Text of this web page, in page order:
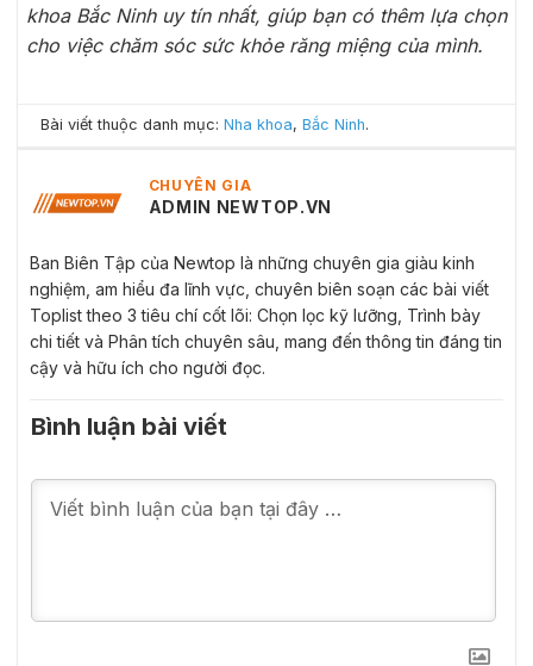
khoa Bắc Ninh uy tín nhất, giúp bạn có thêm lựa chọn
cho việc chăm sóc sức khỏe răng miệng của mình.
Bài viết thuộc danh mục:Nha khoa,Bắc Ninh.
CHUYÊN GIA
ADMIN NEWTOP.VN
Ban Biên Tập của Newtop là những chuyên gia giàu kinh
nghiệm, am hiểu đa lĩnh vực, chuyên biên soạn các bài viết
Toplist theo 3 tiêu chí cốt lõi: Chọn lọc kỹ lưỡng, Trình bày
chi tiết và Phân tích chuyên sâu, mang đến thông tin đáng tin
cậy và hữu ích cho người đọc.
Bình luận bài viết